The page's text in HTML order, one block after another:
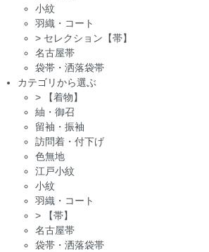
小紋
羽織・コート
> セレクション【帯】
名古屋帯
袋帯・洒落袋帯
カテゴリから選ぶ
>
【着物】
紬・御召
留袖・振袖
訪問着・付下げ
色無地
江戸小紋
小紋
羽織・コート
>
【帯】
名古屋帯
袋帯・洒落袋帯